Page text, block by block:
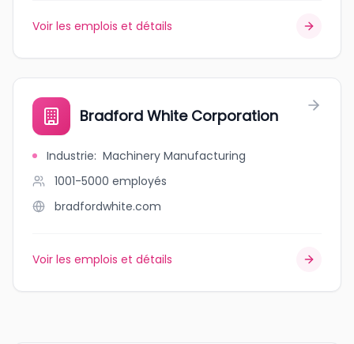
Voir les emplois et détails
Bradford White Corporation
Industrie: Machinery Manufacturing
1001-5000 employés
bradfordwhite.com
Voir les emplois et détails